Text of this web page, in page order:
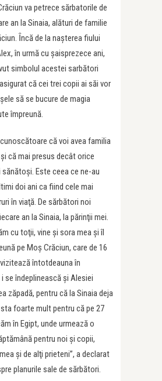
va petrece sărbatorile de
an la Sinaia, alături de familie
Ȋncă de la naşterea fiului
în urmă cu şaisprezece ani,
simbolul acestei sarbători
că cei trei copii ai săi vor
să se bucure de magia
împreună.
că voi avea familia
că mai presus decât orice
Este ceea ce ne-au
doi ani ca fiind cele mai
în viaţă. De sărbători noi
an la Sinaia, la părinţii mei.
cu toţii, vine şi sora mea şi îl
pe Moş Crăciun, care de 16
întotdeauna în
se îndeplinească şi Alesiei
zăpadă, pentru că la Sinaia deja
foarte mult pentru că pe 27
în Egipt, unde urmează o
pentru noi şi copii,
şi de alţi prieteni”, a declarat
planurile sale de sărbători.